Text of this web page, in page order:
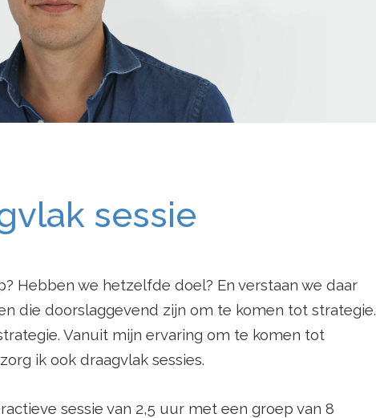
sessie
Hebben we hetzelfde doel? En verstaan we daar
die doorslaggevend zijn om te komen tot strategie.
Vanuit mijn ervaring om te komen tot
ik ook draagvlak sessies.
sessie van 2,5 uur met een groep van 8